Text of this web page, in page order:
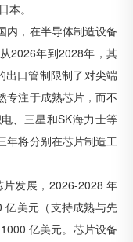
本。
内，在半导体制造设备
2026年到2028年，其
出口管制限制了对尖端
专注于成熟芯片，而不
、三星和SK海力士等
年将分别在芯片制造工
发展，2026-2028 年
美元（支持成熟与先
亿美元。芯片设备